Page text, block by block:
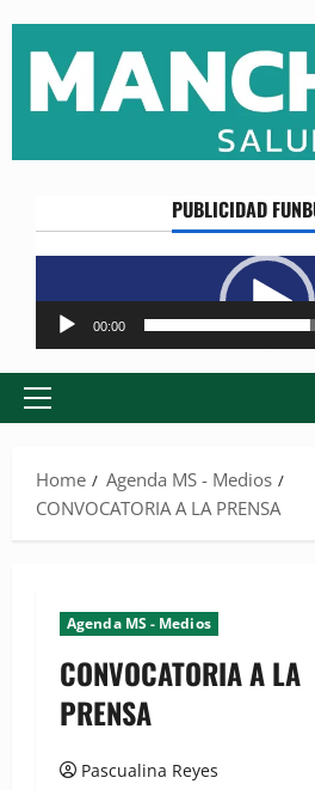
content
PUBLICIDAD
de
vídeo
00:00
Primary
Home
Agenda MS - Medios
CONVOCATORIA A LA PRENSA
Agenda MS - Medios
CONVOCATORIA A LA
PRENSA
Pascualina Reyes